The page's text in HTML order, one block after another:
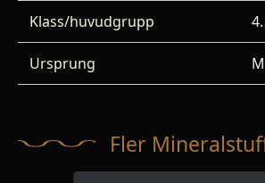
Klass/huvudgrupp
Ursprung
Fler